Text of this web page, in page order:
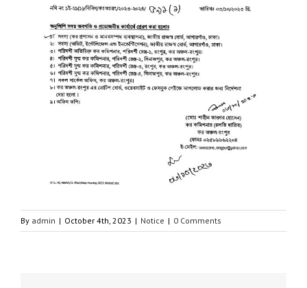
By admin | October 4th, 2023 | Notice | 0 Comments